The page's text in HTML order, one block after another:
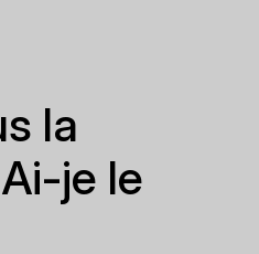
la
je le